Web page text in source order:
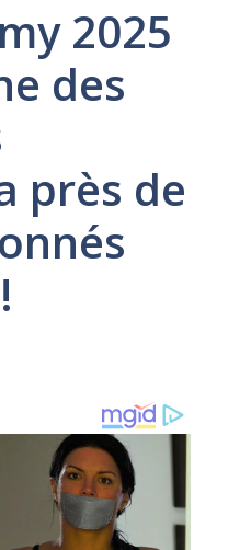
2025
des
près de